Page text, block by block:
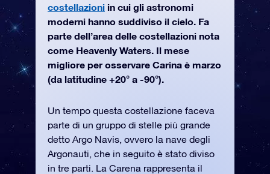
costellazioni in cui gli astronomi
moderni hanno suddiviso il cielo. Fa
parte dell’area delle costellazioni nota
come Heavenly Waters. Il mese
migliore per osservare Carina è marzo
(da latitudine +20° a -90°).
Un tempo questa costellazione faceva
parte di un gruppo di stelle più grande
detto Argo Navis, ovvero la nave degli
Argonauti, che in seguito è stato diviso
in tre parti. La Carena rappresenta il